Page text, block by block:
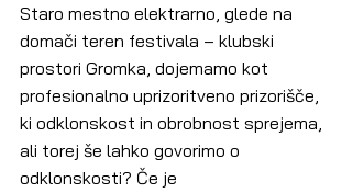
Staro mestno elektrarno, glede na
domači teren festivala – klubski
prostori Gromka, dojemamo kot
profesionalno uprizoritveno prizorišče,
ki odklonskost in obrobnost sprejema,
ali torej še lahko govorimo o
odklonskosti? Če je